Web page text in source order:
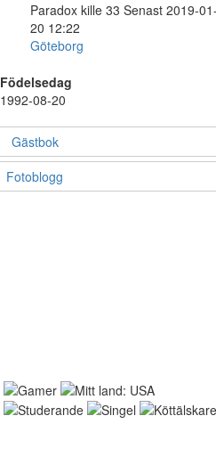
Paradox kille 33 Senast 2019-
20 12:22
Göteborg
Födelsedag
1992-08-20
Gästbok
Fotoblogg